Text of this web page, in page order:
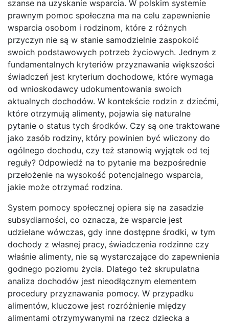
szanse na uzyskanie wsparcia. W polskim systemie
prawnym pomoc społeczna ma na celu zapewnienie
wsparcia osobom i rodzinom, które z różnych
przyczyn nie są w stanie samodzielnie zaspokoić
swoich podstawowych potrzeb życiowych. Jednym z
fundamentalnych kryteriów przyznawania większości
świadczeń jest kryterium dochodowe, które wymaga
od wnioskodawcy udokumentowania swoich
aktualnych dochodów. W kontekście rodzin z dziećmi,
które otrzymują alimenty, pojawia się naturalne
pytanie o status tych środków. Czy są one traktowane
jako zasób rodziny, który powinien być wliczony do
ogólnego dochodu, czy też stanowią wyjątek od tej
reguły? Odpowiedź na to pytanie ma bezpośrednie
przełożenie na wysokość potencjalnego wsparcia,
jakie może otrzymać rodzina.
System pomocy społecznej opiera się na zasadzie
subsydiarności, co oznacza, że wsparcie jest
udzielane wówczas, gdy inne dostępne środki, w tym
dochody z własnej pracy, świadczenia rodzinne czy
właśnie alimenty, nie są wystarczające do zapewnienia
godnego poziomu życia. Dlatego też skrupulatna
analiza dochodów jest nieodłącznym elementem
procedury przyznawania pomocy. W przypadku
alimentów, kluczowe jest rozróżnienie między
alimentami otrzymywanymi na rzecz dziecka a